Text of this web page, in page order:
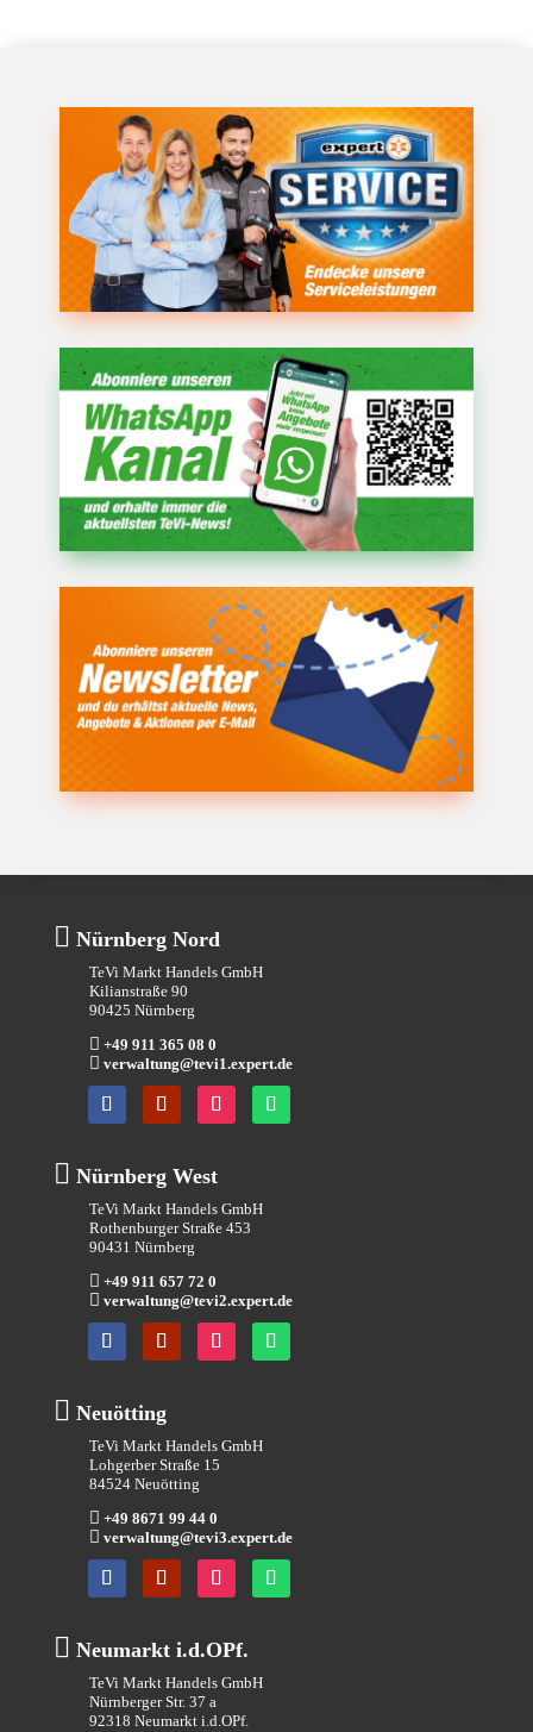
 Nürnberg Nord
TeVi Markt Handels GmbH
Kilianstraße 90
90425 Nürnberg
 +49 911 365 08 0
 verwaltung@tevi1.expert.de
 Nürnberg West
TeVi Markt Handels GmbH
Rothenburger Straße 453
90431 Nürnberg
 +49 911 657 72 0
 verwaltung@tevi2.expert.de
 Neuötting
TeVi Markt Handels GmbH
Lohgerber Straße 15
84524 Neuötting
 +49 8671 99 44 0
 verwaltung@tevi3.expert.de
 Neumarkt i.d.OPf.
TeVi Markt Handels GmbH
Nürnberger Str. 37 a
92318 Neumarkt i.d.OPf.